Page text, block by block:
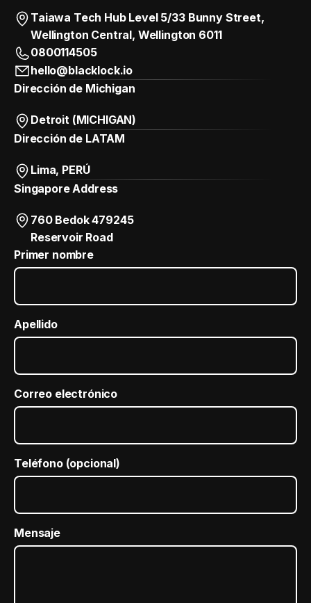
Taiawa Tech Hub Level 5/33 Bunny Street,
Wellington Central, Wellington 6011
0800114505
hello@blacklock.io
Dirección de Michigan
Detroit (MICHIGAN)
Dirección de LATAM
Lima, PERÚ
Singapore Address
760 Bedok 479245
Reservoir Road
Primer nombre
Apellido
Correo electrónico
Teléfono (opcional)
Mensaje